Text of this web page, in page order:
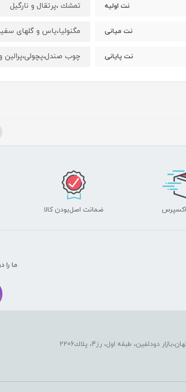
نت اوليه تمشك ،پرتقال و نارگيل
نت ميانى مگنوليا،ياس و گلهاى
نت پايانى چوب
ضمانت اصل‌بودن کالا
ما را
دودلفين، طبقه اول، رز4، پلاك2206